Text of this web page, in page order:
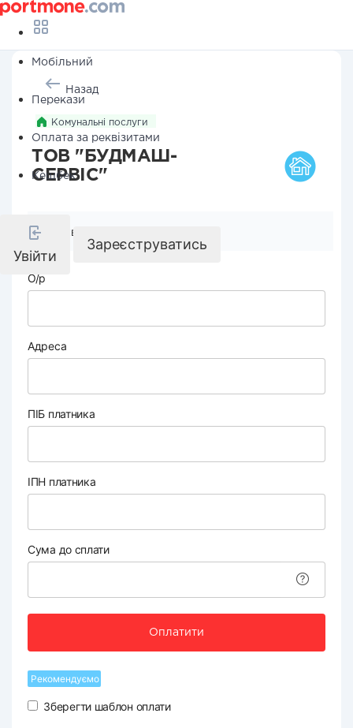
Мобільний
Перекази
Оплата за реквізитами
Кешбек
Увійти
Зареєструватись
Назад
Комунальні послуги
ТОВ "БУДМАШ-
СЕРВІС"
Реквізити компанії
О/р
Адреса
ПІБ платника
ІПН платника
Сума до сплати
Оплатити
Рекомендуємо
Зберегти шаблон оплати